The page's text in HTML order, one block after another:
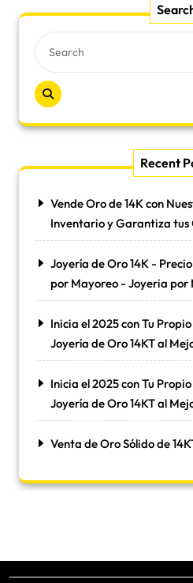
Recent
Vende Oro de 14K con
Inventario y Garantiza tus
Joyería de Oro 14K -
por Mayoreo - Joyeria por
Inicia el 2025 con Tu
Joyería de Oro 14KT al
Inicia el 2025 con Tu
Joyería de Oro 14KT al
Venta de Oro Sólido de